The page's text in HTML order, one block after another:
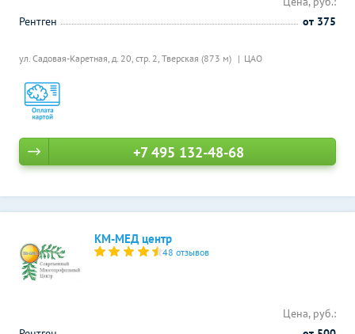
ул. Садовая-Каретная, д. 20, стр. 2, Тверская (873 м) ЦАО
Рентген
от 375
+7 495 132-48-68
КМ-МЕД центр
48 отзывов
Цена, руб.: